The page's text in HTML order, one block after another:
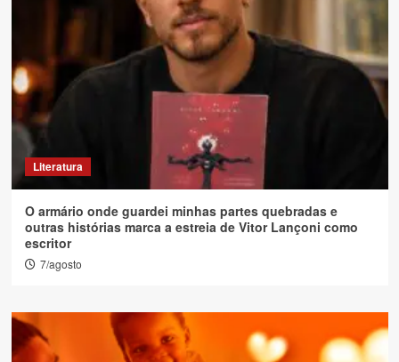
Literatura
O armário onde guardei minhas partes quebradas e
outras histórias marca a estreia de Vitor Lançoni como
escritor
7/agosto